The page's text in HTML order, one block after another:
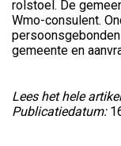
rolstoel. De
Wmo-consulent.
gemeente en
Lees het hele
Publicatiedatum: